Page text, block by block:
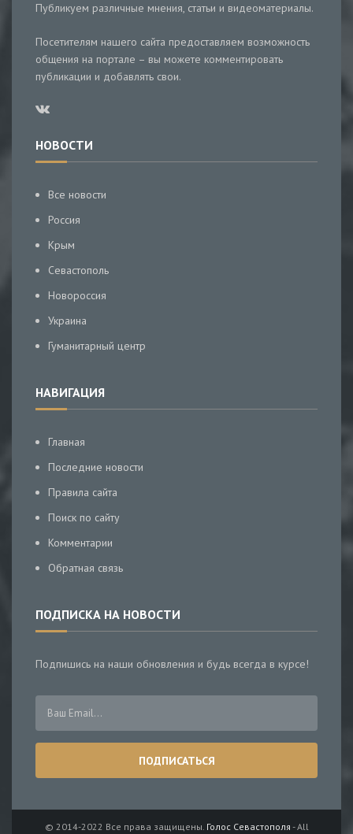
Публикуем различные мнения, статьи и видеоматериалы.
Посетителям нашего сайта предоставляем возможность
общения на портале – вы можете комментировать
публикации и добавлять свои.
НОВОСТИ
Все новости
Россия
Крым
Севастополь
Новороссия
Украина
Гуманитарный центр
НАВИГАЦИЯ
Главная
Последние новости
Правила сайта
Поиск по сайту
Комментарии
Обратная связь
ПОДПИСКА НА НОВОСТИ
Подпишись на наши обновления и будь всегда в курсе!
© 2014-2022 Все права защищены. Голос Севастополя - All